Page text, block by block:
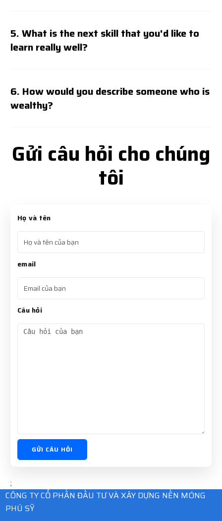
5. What is the next skill that you'd like to
learn really well?
6. How would you describe someone who is
wealthy?
Gửi câu hỏi cho chúng
tôi
Họ và tên
email
Câu hỏi
GỬI CÂU HỎI
;
CÔNG TY CỔ PHẦN ĐẦU TƯ VÀ XÂY DỰNG NỀN MÓNG
PHÚ SỸ